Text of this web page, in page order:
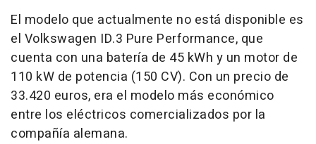
El modelo que actualmente no está disponible es
el Volkswagen ID.3 Pure Performance, que
cuenta con una batería de 45 kWh y un motor de
110 kW de potencia (150 CV). Con un precio de
33.420 euros, era el modelo más económico
entre los eléctricos comercializados por la
compañía alemana.